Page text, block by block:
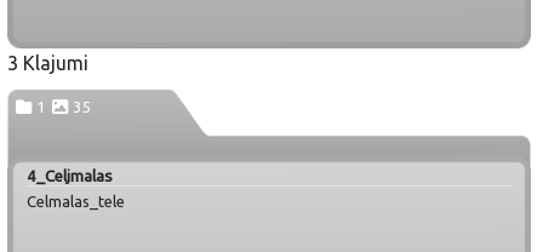
3 Klajumi
1 35
4_Celjmalas
Celmalas_tele